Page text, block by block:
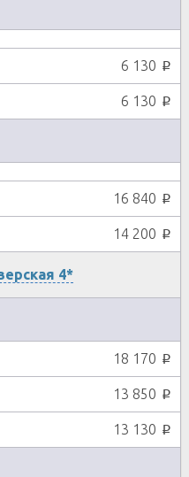
6 130 p
6 130 p
16 840 p
14 200 p
4*
18 170 p
13 850 p
13 130 p